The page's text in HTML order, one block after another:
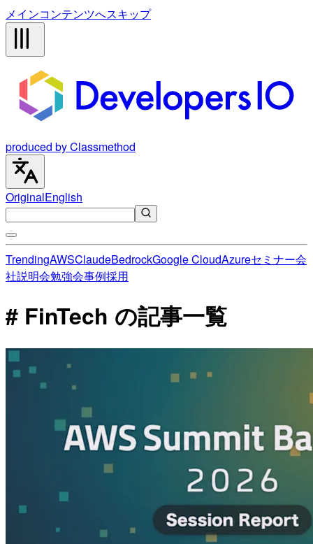
メインコンテンツへスキップ
produced by Classmethod
OriginalEnglish
TrendingAWSClaudeBedrockGoogle CloudAzureセミナー会
社説明会勉強会事例採用
# FinTech の記事一覧